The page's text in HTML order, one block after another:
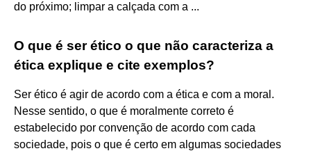
do próximo; limpar a calçada com a ...
O que é ser ético o que não caracteriza a
ética explique e cite exemplos?
Ser ético é agir de acordo com a ética e com a moral.
Nesse sentido, o que é moralmente correto é
estabelecido por convenção de acordo com cada
sociedade, pois o que é certo em algumas sociedades